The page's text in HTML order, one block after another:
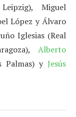
Miguel
López y Álvaro
Iglesias (Real
Alberto
Palmas) y Jesús